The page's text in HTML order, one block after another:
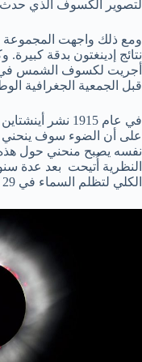
لتصوير الكسوف الذي حدث في 30 يونيو من
ومع ذلك واجهت المجموعة
نتائج إدينغتون بدقة
قبل الجمعية الجغرافية
في عام 1915 نشر
على أن الضوء سوف ينحني
نفسه يصبح منحني حول هذه
النظرية أُتيحت بعد
الكلي لتظلم السماء في 29 مايو 1919.